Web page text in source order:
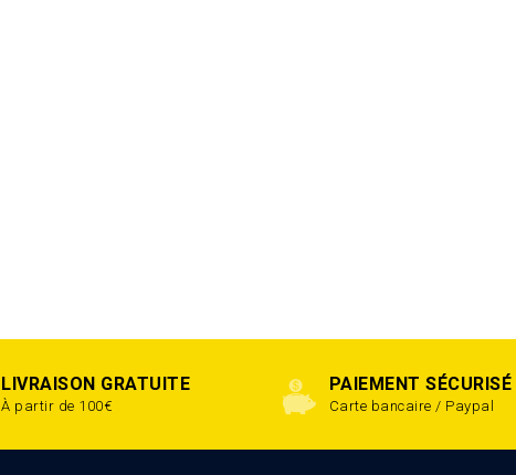
LIVRAISON GRATUITE
À partir de 100€
PAIEMENT SÉCURISÉ
Carte bancaire / Paypal